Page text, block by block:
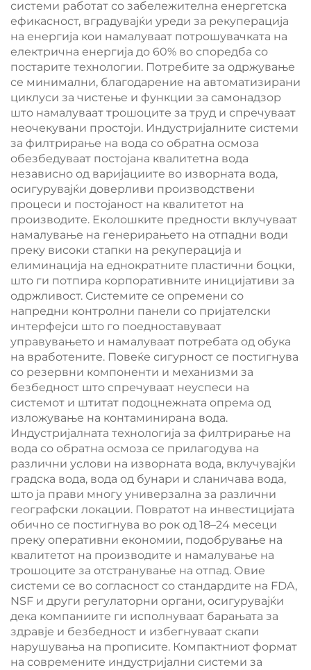
системи работат со забележителна енергетска
ефикасност, вградувајќи уреди за рекуперација
на енергија кои намалуваат потрошувачката на
електрична енергија до 60% во споредба со
постарите технологии. Потребите за одржување
се минимални, благодарение на автоматизирани
циклуси за чистење и функции за самонадзор
што намалуваат трошоците за труд и спречуваат
неочекувани простоји. Индустријалните системи
за филтрирање на вода со обратна осмоза
обезбедуваат постојана квалитетна вода
независно од варијациите во изворната вода,
осигурувајќи доверливи производствени
процеси и постојаност на квалитетот на
производите. Еколошките предности вклучуваат
намалување на генерирањето на отпадни води
преку високи стапки на рекуперација и
елиминација на еднократните пластични боцки,
што ги потпира корпоративните иницијативи за
одржливост. Системите се опремени со
напредни контролни панели со пријателски
интерфејси што го поедноставуваат
управувањето и намалуваат потребата од обука
на вработените. Повеќе сигурност се постигнува
со резервни компоненти и механизми за
безбедност што спречуваат неуспеси на
системот и штитат подоцнежната опрема од
изложување на контаминирана вода.
Индустријалната технологија за филтрирање на
вода со обратна осмоза се прилагодува на
различни услови на изворната вода, вклучувајќи
градска вода, вода од бунари и сланичава вода,
што ја прави многу универзална за различни
географски локации. Повратот на инвестицијата
обично се постигнува во рок од 18–24 месеци
преку оперативни економии, подобрување на
квалитетот на производите и намалување на
трошоците за отстранување на отпад. Овие
системи се во согласност со стандардите на FDA,
NSF и други регулаторни органи, осигурувајќи
дека компаниите ги исполнуваат барањата за
здравје и безбедност и избегнуваат скапи
нарушувања на прописите. Компактниот формат
на современите индустријални системи за